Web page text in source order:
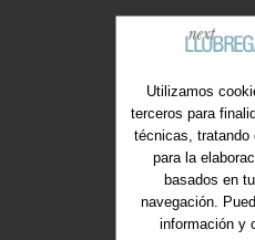
Utilizamos
terceros para
técnicas, tratando
para la
basados en
navegación.
información y